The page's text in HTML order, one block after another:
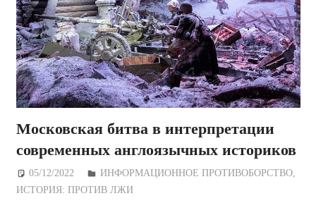
Московская битва в интерпретации
cовременных англоязычных историков
05/12/2022 Дежурный по Редакции
ИНФОРМАЦИОННОЕ ПРОТИВОБОРСТВО,
ИСТОРИЯ: ПРОТИВ ЛЖИ